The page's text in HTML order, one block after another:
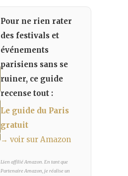
Pour ne rien rater
des festivals et
événements
parisiens sans se
ruiner, ce guide
recense tout :
Le guide du Paris
gratuit
→ voir sur Amazon
Lien affilié Amazon. En tant que
Partenaire Amazon, je réalise un